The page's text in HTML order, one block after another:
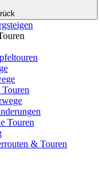
Touren
& Touren